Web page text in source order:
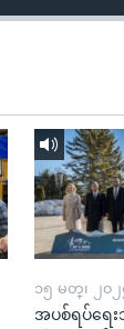
၁၅ မတ္၊ ၂၀၂
အပစ်ရပ်ရေ